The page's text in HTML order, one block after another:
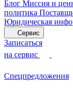
Блог Миссия и
политика
Юридическая
Сервис
Записаться
на сервис
Спецпредложения